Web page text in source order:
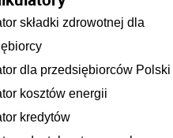
składki zdrowotnej dla
dla przedsiębiorców Polski
kosztów energii
kredytów